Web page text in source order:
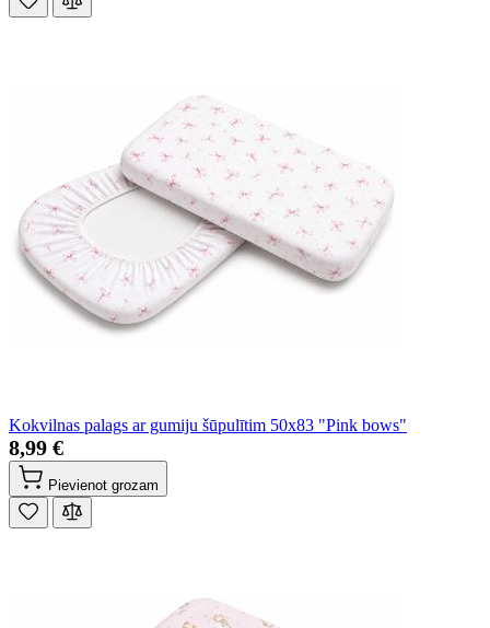
Kokvilnas palags ar gumiju šūpulītim 50x83 "Pink bows"
8,99 €
Pievienot grozam